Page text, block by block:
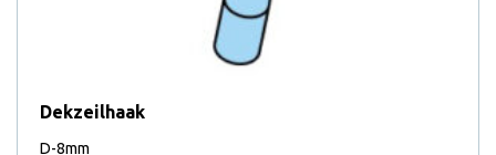
Dekzeilhaak
D-8mm